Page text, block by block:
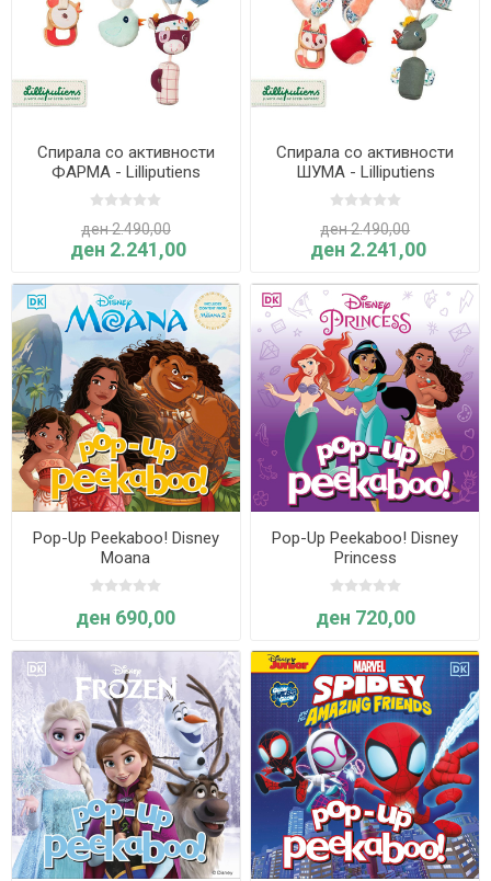
Спирала со активности
ФАРМА - Lilliputiens
ден 2.490,00
ден 2.241,00
Спирала со активности
ШУМА - Lilliputiens
ден 2.490,00
ден 2.241,00
Pop-Up Peekaboo! Disney
Moana
ден 690,00
Pop-Up Peekaboo! Disney
Princess
ден 720,00